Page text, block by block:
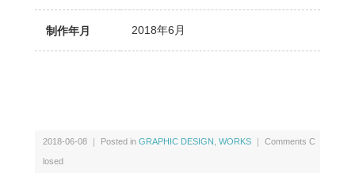
制作年月 2018年6月
2018-06-08 ｜ Posted in GRAPHIC DESIGN WORKS ｜ Comments C
losed